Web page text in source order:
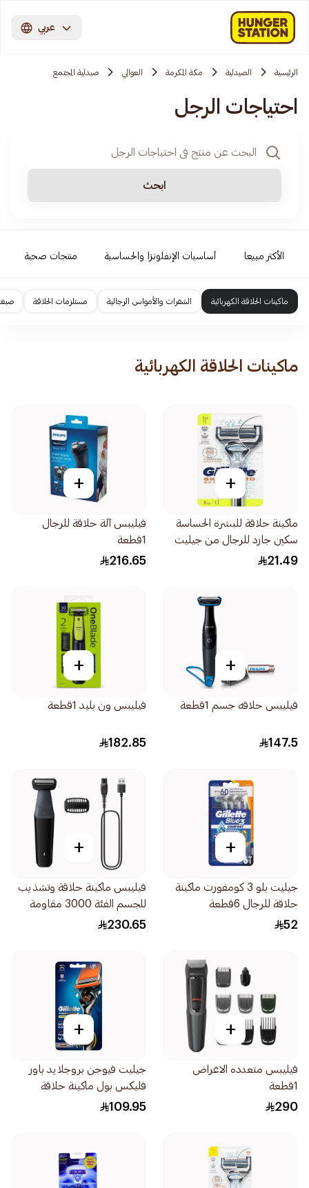
عربي
الرئيسية الصيدلية مكة المكرمة العوالي صيدلية المجتمع
احتياجات الرجل
ابحث
الأكثر مبيعا أساسيات الإنفلونزا والحساسية منتجات صحية
ماكينات الحلاقة الكهربائية الشفرات والأمواس الرجالية مستلزمات الحلاقة
ماكينات الحلاقة الكهربائية
+
ماكينة حلاقة للبشرة الحساسة
سكين جارد للرجال من جيليت
2قطعة
21.49
+
فيليبس آلة حلاقة للرجال
1قطعة
216.65
+
فيليبس حلاقه جسم 1قطعة
147.5
+
فيليبس ون بليد 1قطعة
182.85
+
جيليت بلو 3 كومفورت ماكينة
حلاقة للرجال 6قطعة
52
+
فيليبس ماكينة حلاقة وتشذيب
للجسم الفئة 3000 مقاومة
للماء أسود 1قطعة
230.65
+
فيليبس متعدده الاغراض
1قطعة
290
+
جيليت فيوجن بروجلايد باور
فليكس بول ماكينة حلاقة
للرجال 1قطعة
109.95